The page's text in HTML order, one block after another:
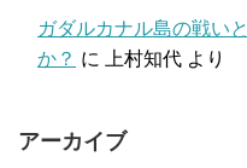
ガダルカナル島の戦い
か？ に 上村知代 より
アーカイブ